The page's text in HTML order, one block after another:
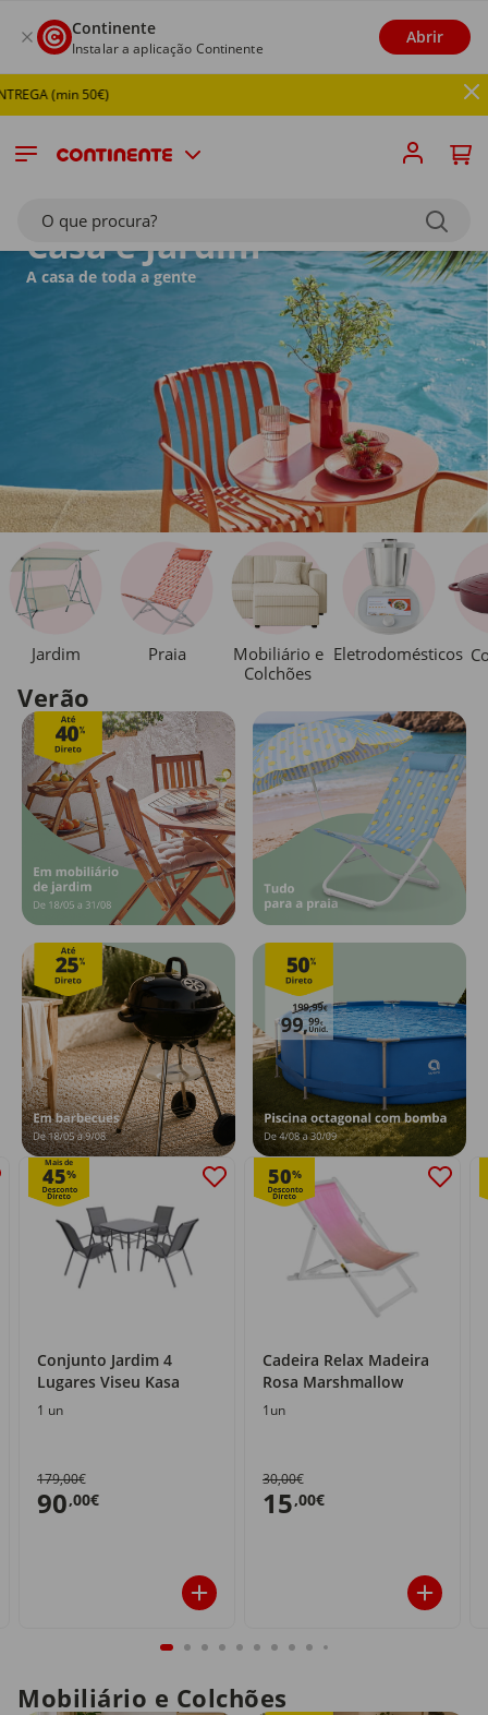
Continente
Instalar a aplicação Continente
Abrir
O que procura?
Casa e Jardim
A casa de toda a gente
Jardim Praia
Mobiliário e
Colchões
Eletrodomésticos
Verão
Mais de
45%
Conjunto Jardim 4
Lugares Viseu Kasa
1 un
179,00€
90,00€
50%
Cadeira Relax Madeira
Rosa Marshmallow
1un
30,00€
15,00€
Mobiliário e Colchões